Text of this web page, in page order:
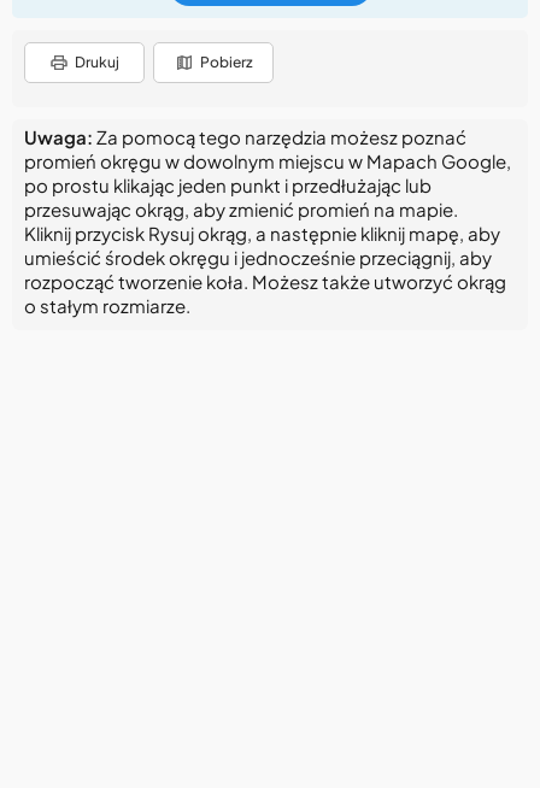
Drukuj Pobierz
Uwaga: Za pomocą tego narzędzia możesz poznać
promień okręgu w dowolnym miejscu w Mapach Google,
po prostu klikając jeden punkt i przedłużając lub
przesuwając okrąg, aby zmienić promień na mapie.
Kliknij przycisk Rysuj okrąg, a następnie kliknij mapę, aby
umieścić środek okręgu i jednocześnie przeciągnij, aby
rozpocząć tworzenie koła. Możesz także utworzyć okrąg
o stałym rozmiarze.